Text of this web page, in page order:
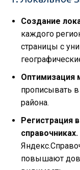
Создание
каждого
страницы с
Оптимизация
прописывать в
района.
Регистрация
справочниках.
повышают